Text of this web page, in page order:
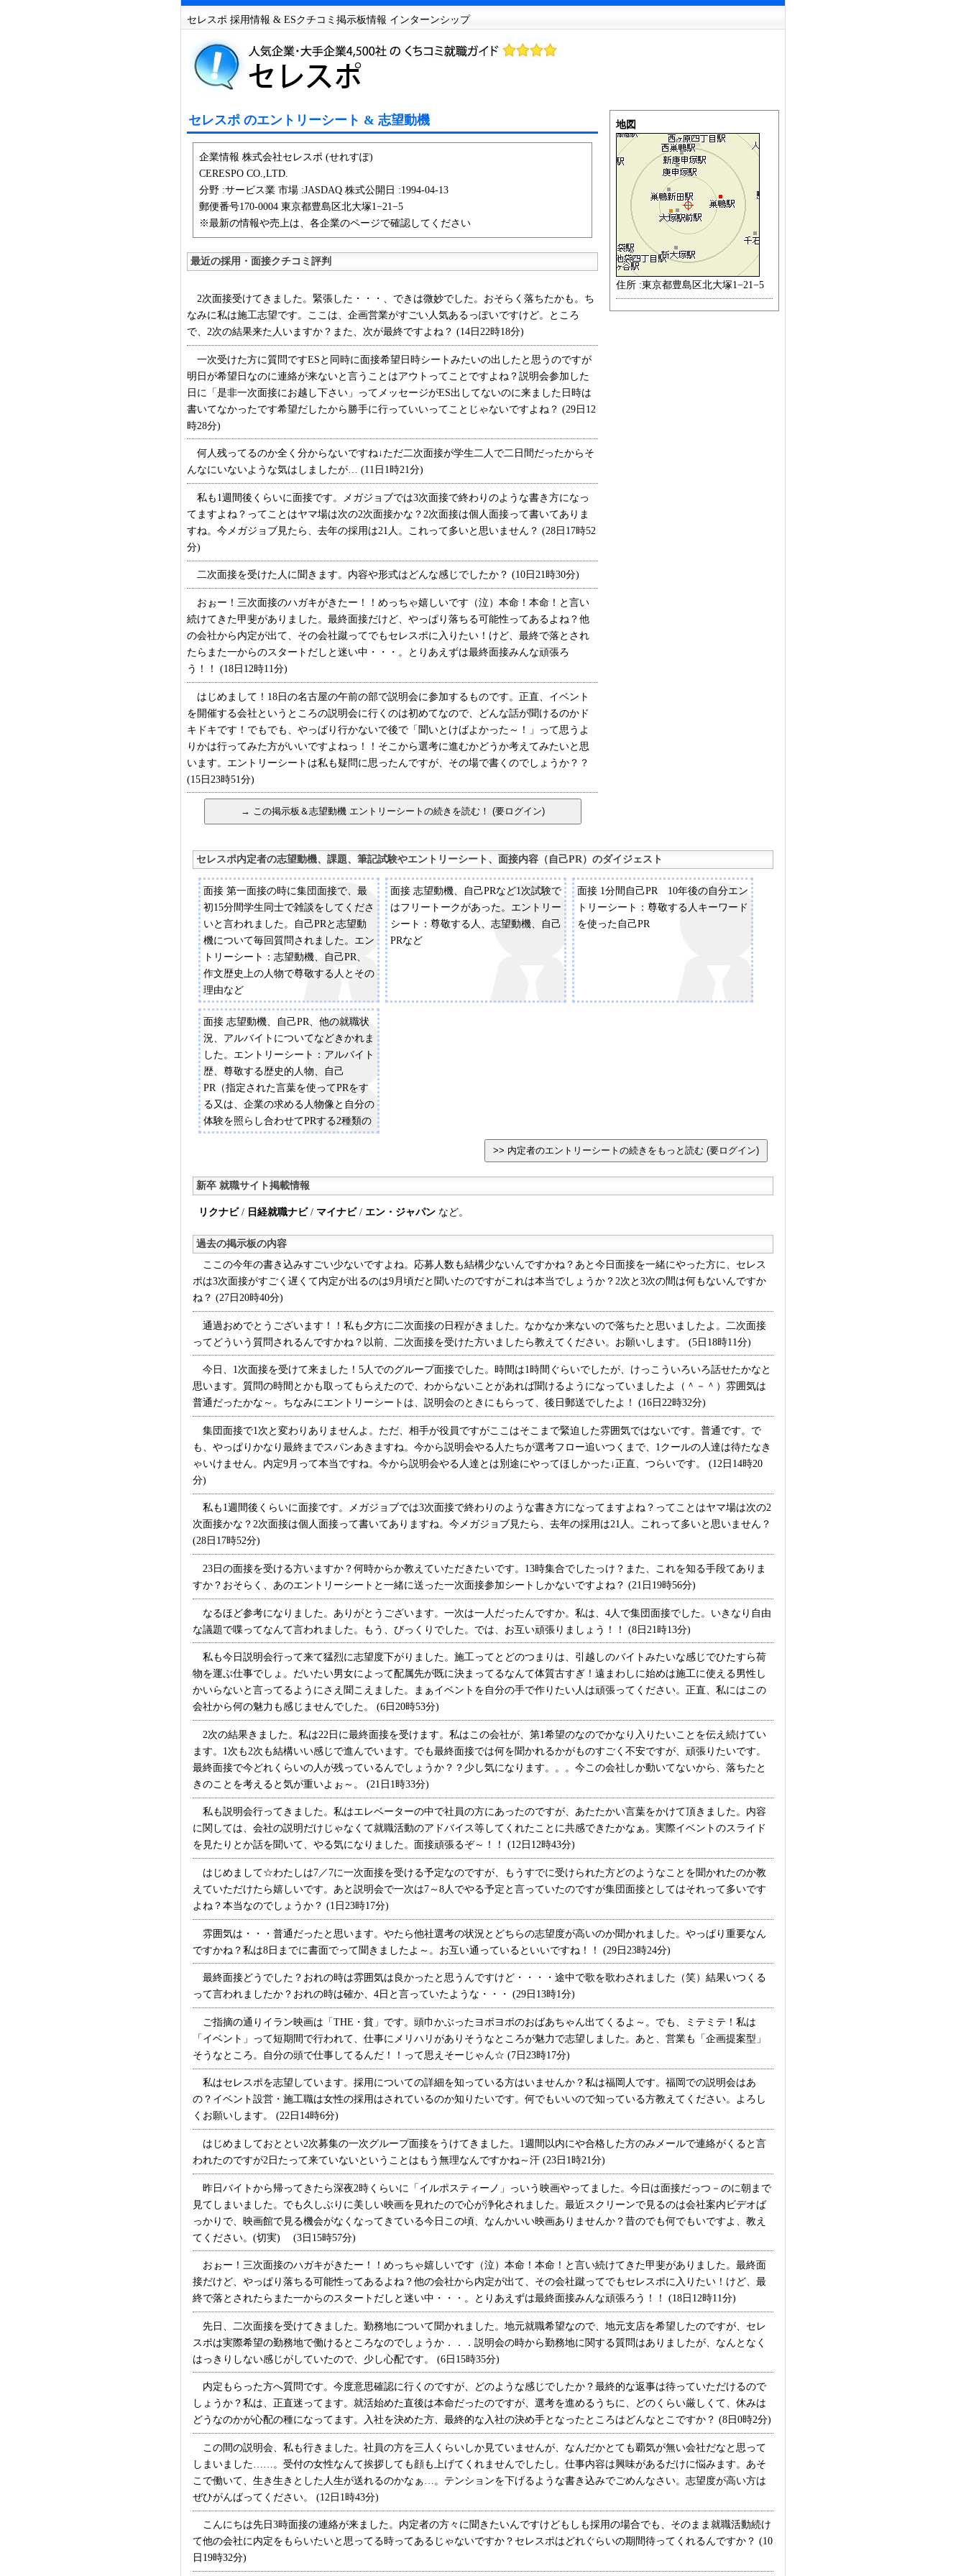
セレスポ 採用情報 & ESクチコミ掲示板情報 インターンシップ
セレスポ のエントリーシート & 志望動機
企業情報 株式会社セレスポ (せれすぽ)
CERESPO CO.,LTD.
分野 :サービス業 市場 :JASDAQ 株式公開日 :1994-04-13
郵便番号170-0004 東京都豊島区北大塚1−21−5
※最新の情報や売上は、各企業のページで確認してください
最近の採用・面接クチコミ評判
2次面接受けてきました。緊張した・・・、できは微妙でした。おそらく落ちたかも。ち
なみに私は施工志望です。ここは、企画営業がすごい人気あるっぽいですけど。ところ
で、2次の結果来た人いますか？また、次が最終ですよね？ (14日22時18分)
一次受けた方に質問ですESと同時に面接希望日時シートみたいの出したと思うのですが
明日が希望日なのに連絡が来ないと言うことはアウトってことですよね？説明会参加した
日に「是非一次面接にお越し下さい」ってメッセージがES出してないのに来ました日時は
書いてなかったです希望だしたから勝手に行っていいってことじゃないですよね？ (29日12
時28分)
何人残ってるのか全く分からないですね↓ただ二次面接が学生二人で二日間だったからそ
んなにいないような気はしましたが… (11日1時21分)
私も1週間後くらいに面接です。メガジョブでは3次面接で終わりのような書き方になっ
てますよね？ってことはヤマ場は次の2次面接かな？2次面接は個人面接って書いてありま
すね。今メガジョブ見たら、去年の採用は21人。これって多いと思いません？ (28日17時52
分)
二次面接を受けた人に聞きます。内容や形式はどんな感じでしたか？ (10日21時30分)
おぉー！三次面接のハガキがきたー！！めっちゃ嬉しいです（泣）本命！本命！と言い
続けてきた甲斐がありました。最終面接だけど、やっぱり落ちる可能性ってあるよね？他
の会社から内定が出て、その会社蹴ってでもセレスポに入りたい！けど、最終で落とされ
たらまた一からのスタートだしと迷い中・・・。とりあえずは最終面接みんな頑張ろ
う！！ (18日12時11分)
はじめまして！18日の名古屋の午前の部で説明会に参加するものです。正直、イベント
を開催する会社というところの説明会に行くのは初めてなので、どんな話が聞けるのかド
キドキです！でもでも、やっぱり行かないで後で「聞いとけばよかった～！」って思うよ
りかは行ってみた方がいいですよねっ！！そこから選考に進むかどうか考えてみたいと思
います。エントリーシートは私も疑問に思ったんですが、その場で書くのでしょうか？？
(15日23時51分)
地図
住所 :東京都豊島区北大塚1−21−5
セレスポ内定者の志望動機、課題、筆記試験やエントリーシート、面接内容（自己PR）のダイジェスト
面接 第一面接の時に集団面接で、最
初15分間学生同士で雑談をしてくださ
いと言われました。自己PRと志望動
機について毎回質問されました。エン
トリーシート：志望動機、自己PR、
作文歴史上の人物で尊敬する人とその
理由など
面接 志望動機、自己PRなど1次試験で
はフリートークがあった。エントリー
シート：尊敬する人、志望動機、自己
PRなど
面接 1分間自己PR 10年後の自分エン
トリーシート：尊敬する人キーワード
を使った自己PR
面接 志望動機、自己PR、他の就職状
況、アルバイトについてなどきかれま
した。エントリーシート：アルバイト
歴、尊敬する歴史的人物、自己
PR（指定された言葉を使ってPRをす
る又は、企業の求める人物像と自分の
体験を照らし合わせてPRする2種類の
新卒 就職サイト掲載情報
リクナビ/ 日経就職ナビ/ マイナビ/ エン・ジャパン など。
過去の掲示板の内容
ここの今年の書き込みすごい少ないですよね。応募人数も結構少ないんですかね？あと今日面接を一緒にやった方に、セレス
ポは3次面接がすごく遅くて内定が出るのは9月頃だと聞いたのですがこれは本当でしょうか？2次と3次の間は何もないんですか
ね？ (27日20時40分)
通過おめでとうございます！！私も夕方に二次面接の日程がきました。なかなか来ないので落ちたと思いましたよ。二次面接
ってどういう質問されるんですかね？以前、二次面接を受けた方いましたら教えてください。お願いします。 (5日18時11分)
今日、1次面接を受けて来ました！5人でのグループ面接でした。時間は1時間ぐらいでしたが、けっこういろいろ話せたかなと
思います。質問の時間とかも取ってもらえたので、わからないことがあれば聞けるようになっていましたよ（＾－＾）雰囲気は
普通だったかな～。ちなみにエントリーシートは、説明会のときにもらって、後日郵送でしたよ！ (16日22時32分)
集団面接で1次と変わりありませんよ。ただ、相手が役員ですがここはそこまで緊迫した雰囲気ではないです。普通です。で
も、やっぱりかなり最終までスパンあきますね。今から説明会やる人たちが選考フロー追いつくまで、1クールの人達は待たなき
ゃいけません。内定9月って本当ですね。今から説明会やる人達とは別途にやってほしかった↓正直、つらいです。 (12日14時20
分)
私も1週間後くらいに面接です。メガジョブでは3次面接で終わりのような書き方になってますよね？ってことはヤマ場は次の2
次面接かな？2次面接は個人面接って書いてありますね。今メガジョブ見たら、去年の採用は21人。これって多いと思いません？
(28日17時52分)
23日の面接を受ける方いますか？何時からか教えていただきたいです。13時集合でしたっけ？また、これを知る手段てありま
すか？おそらく、あのエントリーシートと一緒に送った一次面接参加シートしかないですよね？ (21日19時56分)
なるほど参考になりました。ありがとうございます。一次は一人だったんですか。私は、4人で集団面接でした。いきなり自由
な議題で喋ってなんて言われました。もう、びっくりでした。では、お互い頑張りましょう！！ (8日21時13分)
私も今日説明会行って来て猛烈に志望度下がりました。施工ってとどのつまりは、引越しのバイトみたいな感じでひたすら荷
物を運ぶ仕事でしょ。だいたい男女によって配属先が既に決まってるなんて体質古すぎ！遠まわしに始めは施工に使える男性し
かいらないと言ってるようにさえ聞こえました。まぁイベントを自分の手で作りたい人は頑張ってください。正直、私にはこの
会社から何の魅力も感じませんでした。 (6日20時53分)
2次の結果きました。私は22日に最終面接を受けます。私はこの会社が、第1希望のなのでかなり入りたいことを伝え続けてい
ます。1次も2次も結構いい感じで進んでいます。でも最終面接では何を聞かれるかがものすごく不安ですが、頑張りたいです。
最終面接で今どれくらいの人が残っているんでしょうか？？少し気になります。。。今この会社しか動いてないから、落ちたと
きのことを考えると気が重いよぉ～。 (21日1時33分)
私も説明会行ってきました。私はエレベーターの中で社員の方にあったのですが、あたたかい言葉をかけて頂きました。内容
に関しては、会社の説明だけじゃなくて就職活動のアドバイス等してくれたことに共感できたかなぁ。実際イベントのスライド
を見たりとか話を聞いて、やる気になりました。面接頑張るぞ～！！ (12日12時43分)
はじめまして☆わたしは7／7に一次面接を受ける予定なのですが、もうすでに受けられた方どのようなことを聞かれたのか教
えていただけたら嬉しいです。あと説明会で一次は7～8人でやる予定と言っていたのですが集団面接としてはそれって多いです
よね？本当なのでしょうか？ (1日23時17分)
雰囲気は・・・普通だったと思います。やたら他社選考の状況とどちらの志望度が高いのか聞かれました。やっぱり重要なん
ですかね？私は8日までに書面でって聞きましたよ～。お互い通っているといいですね！！ (29日23時24分)
最終面接どうでした？おれの時は雰囲気は良かったと思うんですけど・・・・途中で歌を歌わされました（笑）結果いつくる
って言われましたか？おれの時は確か、4日と言っていたような・・・ (29日13時1分)
ご指摘の通りイラン映画は「THE・貧」です。頭巾かぶったヨボヨボのおばあちゃん出てくるよ～。でも、ミテミテ！私は
「イベント」って短期間で行われて、仕事にメリハリがありそうなところが魅力で志望しました。あと、営業も「企画提案型」
そうなところ。自分の頭で仕事してるんだ！！って思えそーじゃん☆ (7日23時17分)
私はセレスポを志望しています。採用についての詳細を知っている方はいませんか？私は福岡人です。福岡での説明会はあ
の？イベント設営・施工職は女性の採用はされているのか知りたいです。何でもいいので知っている方教えてください。よろし
くお願いします。 (22日14時6分)
はじめましておととい2次募集の一次グループ面接をうけてきました。1週間以内にや合格した方のみメールで連絡がくると言
われたのですが2日たって来ていないということはもう無理なんですかね～汗 (23日1時21分)
昨日バイトから帰ってきたら深夜2時くらいに「イルポスティーノ」っいう映画やってました。今日は面接だっつ－のに朝まで
見てしまいました。でも久しぶりに美しい映画を見れたので心が浄化されました。最近スクリーンで見るのは会社案内ビデオば
っかりで、映画館で見る機会がなくなってきている今日この頃、なんかいい映画ありませんか？昔のでも何でもいですよ、教え
てください。(切実) (3日15時57分)
おぉー！三次面接のハガキがきたー！！めっちゃ嬉しいです（泣）本命！本命！と言い続けてきた甲斐がありました。最終面
接だけど、やっぱり落ちる可能性ってあるよね？他の会社から内定が出て、その会社蹴ってでもセレスポに入りたい！けど、最
終で落とされたらまた一からのスタートだしと迷い中・・・。とりあえずは最終面接みんな頑張ろう！！ (18日12時11分)
先日、二次面接を受けてきました。勤務地について聞かれました。地元就職希望なので、地元支店を希望したのですが、セレ
スポは実際希望の勤務地で働けるところなのでしょうか．．．説明会の時から勤務地に関する質問はありましたが、なんとなく
はっきりしない感じがしていたので、少し心配です。 (6日15時35分)
内定もらった方へ質問です。今度意思確認に行くのですが、どのような感じでしたか？最終的な返事は待っていただけるので
しょうか？私は、正直迷ってます。就活始めた直後は本命だったのですが、選考を進めるうちに、どのくらい厳しくて、休みは
どうなのかが心配の種になってます。入社を決めた方、最終的な入社の決め手となったところはどんなとこですか？ (8日0時2分)
この間の説明会、私も行きました。社員の方を三人くらいしか見ていませんが、なんだかとても覇気が無い会社だなと思って
しまいました……。受付の女性なんて挨拶しても顔も上げてくれませんでしたし。仕事内容は興味があるだけに悩みます。あそ
こで働いて、生き生きとした人生が送れるのかなぁ…。テンションを下げるような書き込みでごめんなさい。志望度が高い方は
ぜひがんばってください。 (12日1時43分)
こんにちは先日3時面接の連絡が来ました。内定者の方々に聞きたいんですけどもしも採用の場合でも、そのまま就職活動続け
て他の会社に内定をもらいたいと思ってる時ってあるじゃないですか？セレスポはどれぐらいの期間待ってくれるんですか？ (10
日19時32分)